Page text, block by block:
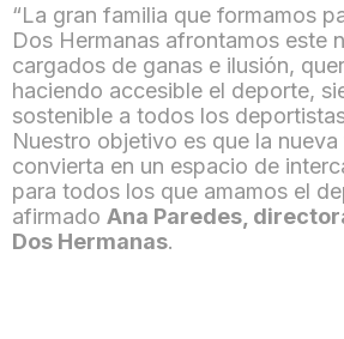
“La gran familia que formamos
Dos Hermanas afrontamos este
cargados de ganas e ilusión,
haciendo accesible el deporte,
sostenible a todos los
Nuestro objetivo es que la nueva
convierta en un espacio de
para todos los que amamos el
afirmado Ana Paredes,
Dos Hermanas.